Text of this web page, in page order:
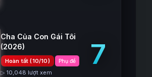
Cha Của Con Gái Tôi
(2026)
Hoàn tất (10/10) Phụ đề
▷ 10,048 lượt xem
7